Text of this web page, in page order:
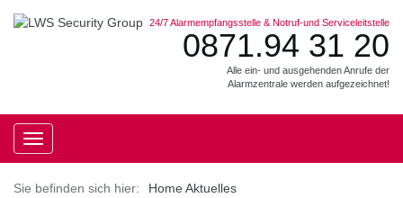
24/7 Alarmempfangsstelle & Notruf-und Serviceleitstelle
0871.94 31 20
Alle ein- und ausgehenden Anrufe der
Alarmzentrale werden aufgezeichnet!
Toggle
navigation
HomeAktuelles